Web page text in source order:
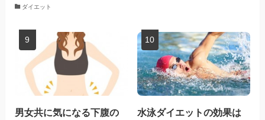
ダイエット
男女共に気になる下腹の
水泳ダイエットの効果は